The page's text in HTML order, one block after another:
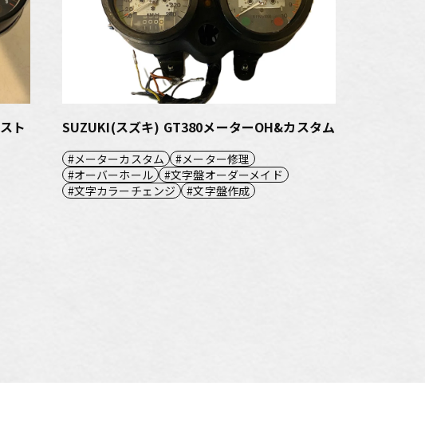
ト
SUZUKI(スズキ) GT380メーターOH&カスタム
メーターカスタム
メーター修理
オーバーホール
文字盤オーダーメイド
文字カラーチェンジ
文字盤作成